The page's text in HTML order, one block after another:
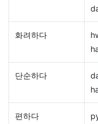
화려하다
단순하다
편하다